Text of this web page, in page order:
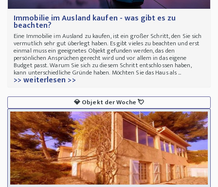
Immobilie im Ausland kaufen - was gibt es zu
beachten?
Eine Immobilie im Ausland zu kaufen, ist ein großer Schritt, den Sie sich
vermutlich sehr gut überlegt haben. Es gibt vieles zu beachten und erst
einmal muss ein geeignetes Objekt gefunden werden, das den
persönlichen Ansprüchen gerecht wird und vor allem in das eigene
Budget passt. Warum Sie sich zu diesem Schritt entschlossen haben,
kann unterschiedliche Gründe haben. Möchten Sie das Haus als ...
>> weiterlesen >>
💎Objekt der Woche💘